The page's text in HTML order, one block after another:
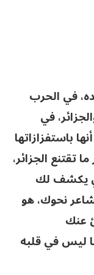
في الحرب
في
باستفزازاتها
تقتنع الجزائر،
يكشف لك
نحوك، هو
عنك
ليس في قلبه